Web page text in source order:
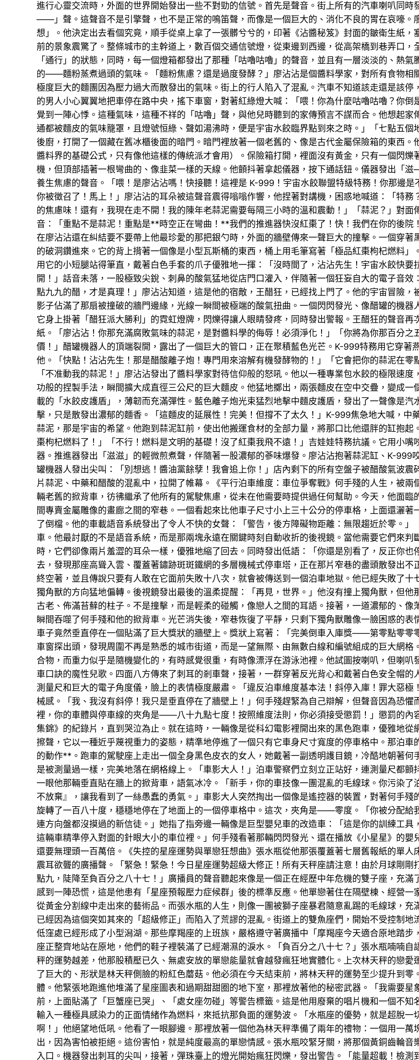
進行心靈交流時，外面的世界開始發出一些不對勁的信號。首先是聲音。街上所有的汽車喇叭同
——」聲。這聲音不是引擎聲，也不是正常的鳴笛聲，而像是一個巨大的、消化不良的胃在哀嚎。
想」。他決定出去看個究竟，順手從桌上拿了一張髒兮兮的，印著《沾醬秘笈》封面的皺衛生紙
前的景象震驚了。整條城市的主幹道上，數百個交通信號燈，從東邊到西邊，從高架橋到巷弄口
「通行」的狀態，同時，每一個燈箱都發出了那種「咕嚕咕嚕」的聲音，並且有一層淡淡的、熱
的——麵粉蒸煮過頭的氣味。「麵粉焦慮？還是過度發酵？」廖沾沾是個醬料學家，對所有食物相
極度巨大的麵團因為壓力過大而散發出的氣味。街上的行人陷入了混亂。汽車不知道該走還是該
的男人小心翼翼地把車停在路中央，搖下車窗，對著紅綠燈大喊：「喂！你為什麼咕嚕咕嚕？你
覺到一陣心悸。這種氣味，這種不祥的「咕嚕」聲，與他兒時聽到的家傳預言不謀而合。他想起
通都被麵皮的氣味籠罩，且燈號恒綠、聲如湯沸時，便是宇宙水餃臨界點到來之時。」「七點五
後廚，打開了一個藏在舊冰櫃後面的暗門。暗門裡放著一個老舊的、像是古代金屬保險箱的東西
醬料界的基礎公式，只有像他這樣的傳統派才會用）。保險箱打開，裡面沒有黃金，只有一個閃
機，但頂部插著一根彎曲的、像韭菜一樣的天線。他顫抖著拿起儀器，按下通話鈕。儀器發出「
養生焦慮的聲音。「喂！是廖沾沾嗎！快接聽！這裡是 K-999！宇宙水餃聯盟特級特務！你那邊是
你被徵召了！馬上！」廖沾沾的耳朵被這聲音震得嗡嗡作響，他捏著對講機，困惑地喊道：「特
的焦慮味！還有，我現在走不開！我的陳年老蒜泥需要每隔三小時的溫和震動！」「蒜泥？」對
音：「重點不是蒜泥！重點是**時空正在彎曲！**我們的推進器快沒紅棗了！快！我們在你的後
在廖沾沾還在糾結要不要帶上他最珍愛的那把銀勺時，外面的牆壁傳來一聲巨大的撞擊。一個穿
的破洞鑽進來。它的背上揹著一個像是小型瓦斯桶的東西，桶上用毛筆寫著「極品紅棗枸杞燃料
用它的小短腿站得筆直，戴著白色手套的爪子優雅地一揮：「沒時間了，沾沾先生！宇宙水餃快
開！」話音未落，一股極致尖銳、刺鼻的酸氣猛地從店門口灌入，伴隨著一個狂妄自大的電子音
點九九的醋，才是真理！」廖沾沾知道，這是他的宿敵，王醋狂，已經找上門了。他的宇宙冒險
影子佔滿了那扇被撞破的牆門邊緣，光線一瞬間被極端的酸氣扭曲。一個閃閃發光、像醋罐的機器
它身上掛著「醋狂派大勝利」的霓虹燈牌，閃爍得讓人眼睛發疼，同時發出警報。王醋狂的聲音
紙。「廖沾沾！你那充滿腐敗氣味的蒜泥，是對醬料學的侮辱！必須淨化！」「你將為你那百分
價！」醋罐機器人的頂端裂開，露出了一個巨大的管口，正在聚積藍色光芒。K-999特務用它穿著
他。「快點！沾沾先生！那是醋酸離子炮！專門用來溶解有機發酵物的！」「它會把你的蒜泥在零
「不准動我的蒜泥！」廖沾沾發出了醬料學家對待信仰般的怒吼。他以一種專業包水餃的極限速
功般的捏製手法，瞬間擴大成直徑三公尺的巨大麵皮。他猛地擲出，兩張麵皮在空中交疊，變成
載的「水餃皮護盾」，薄韌而充滿彈性。藍色離子炮光束猛烈地擊中麵皮護盾，發出了一聲像是
擊，只是散發出濃郁的麵香。「這麵皮的延展性！完美！但撐不了太久！」K-999焦急地大喊，中
蒜泥，那是宇宙的希望。他跑到蒜泥缸前，使出他搬運食材的全部力量，將那口比他還胖的缸抱
棗枸杞燃料了！」「不行！燃料是文明的基礎！沒了紅棗我飛不遠！」吉娃娃特務抗議。它用小
器。推進器發出「滋滋」的輕微煎煮聲，伴隨著一股濃郁的蔘味爆發。廖沾沾抱著蒜泥缸、K-999
罐機器人發出尖叫：「別想逃！醬油黨餘孽！我會追上你！」店內剩下的所有空盤子被醋酸氣波
片蒜泥、中藥和醋酸的混亂中，拉開了帷幕。《平行泊車維度：車位爭奪戰》何手殘的人生，被
輛老舊的掀背車，彷彿繼承了他所有的駕駛焦慮，從未在他需要時提供過任何幫助。今天，他面
間專賣金屬雕像的畫廊之間的窄巷。一個看起來比他車子尺寸小上三十公分的停車格，上面還灑
了倒檔。他的車載語音系統發出了令人不快的女聲：「警告，後方障礙物距離：無限趨近於零。
車。他最討厭的不是語音系統，而是那兩塊永遠在關鍵時刻自動收折的後視鏡。當他需要它們來
時，它們卻像兩片羞澀的耳朵一樣，優雅地縮了回去。同時發出低語：「你還是別看了，反正你
去，發現那座高聳入雲、覆蓋著鏽跡斑斑鐵網的多層機械式停車塔，正在那片窄巷的盡頭散發出
終空著，並且傳說只要有人敢在它面前失敗十八次，就會被傳送到一個泊車地獄。他已經失敗了
獨角獸的方向猛地偏轉。後視鏡發出最後的溫柔提醒：「再見，世界。」他沒有撞上獨角獸，但
古老、佈滿苔蘚的柱子。不是撞擊，而是輕柔的碰觸，像戀人之間的耳語。接著，一道濃郁的、像
瞬間吞噬了何手殘和他的掀背車。光芒消失後，窄巷恢復了平靜，只剩下獨角獸雕像一臉困惑的
車子竟然垂直停在一個貼滿了巨大獎狀的牆壁上。獎狀上寫著：「完美倒車入庫獎——第零點零零
車窗探出頭，發現周圍不再是熟悉的城市街道，而是一望無際、由無數白線和編號組成的巨大網
合物，而重力似乎是隨機變化的，有時感覺很重，有時像漂浮在游泳池裡。他試圖按喇叭，但喇
車口訣的魔性兒歌。四面八方傳來了刺耳的剎車聲，接著，一群穿著反光背心和戴著白色安全帽
測量尺和巨大的電子角度儀，臉上的表情極度嚴肅。「違反泊車維度基本法！斜停入庫！罪大惡
械感。「我、我沒有斜停！我只是垂直停在了牆壁上！」何手殘趕緊為自己辯解，但聲音因為恐
裡，你的車體與停車線的夾角是——八十九點七度！按照維度法則，你必須接受懲罰！」懲罰的內
集錦》的紀錄片，直到哭泣為止。就在這時，一輛像是從科幻電影裡開出來的黑色跑車，優雅地
擦聲，它以一種近乎蔑視重力的姿態，精準地停進了一個只有它車身尺寸寬度的停車格中。那泊
的動作**。跑車的駕駛座上走出一個全身黑色皮衣的女人，她戴著一副透明護目鏡，冷酷地朝著
是被測量過一樣，完美地落在網格線上。「車影大人！」泊車警察們立刻立正站好，連測量尺都
一眼他那輛垂直貼在牆上的掀背車，語氣冰冷。「新手，你的車技像一團混亂的毛線球。你污染
不放棄』，讓我看到了一絲愚蠢的勇氣。」車影大人突然掏出一個像是遙控器的裝置，對著何手
旋轉了一百八十度，穩穩地停在了地面上的一個停車格中。這次，夾角是——零度。「你被分配給
連方向盤都沒摸過的新信徒。」她指了指旁邊一輛像是巨型嬰兒車的改造車：「這是你的訓練工
這輛車精準停入對面的針眼大小的車位裡。」何手殘看著那輛閃閃發光、還在播放《小星星》的
還要無理頭一百萬倍。《失控的星座運勢與單戀狂想曲》張水瓶從他那張覆蓋著七層舊報紙的單
震耳欲聾的廣播聲。「緊急！緊急！今日星座運勢超級大修正！所有天秤座請注意！由於月球剛
點九，陡降至負百分之八十七！」廣播員的聲音聽起來像是一個正在經歷中年危機的雙子座，充
感到一陣恐慌，這是他患有「星座預報壓力症候群」後的標準反應。他單戀著住在隔壁棟、經營
從黃金分割線中走出來的藝術品。而張水瓶的人生，則像一團被獅子座暴君隨意亂踢的毛線球，
已經因為這個突如其來的「超級修正」而陷入了荒謬的混亂。街道上的雙魚座們，開始不受控制
低窪處已經形成了小型潟湖。那些摩羯座的上班族，嚴格遵守著廣播中「摩羯座今天適合原地踏
座正整齊地站在原地，他們的鞋子裡裝滿了已經潮濕的淚水。「負百分之八十七？」張水瓶喃喃
秤的運勢越差，他那股積壓已久、無處安放的單戀能量就會越發瘋狂地實體化。上次林天秤的戀
了巨大的、形狀是林天秤側臉的粉紅色蘑菇。他必須在今天結束前，將林天秤的運勢至少提升到
體。他緊張地跑進他堆滿了星座圖表和過期甜甜圈的地下室，那裡放著他的秘密武器。「我需要
前，上面貼滿了「巨蟹座已哭」、「處女座勿碰」等警告標籤。這是他用廢棄的唱片機和一個不
輸入一種極具感染力的正面情緒作為燃料，來抵抗那負面的運勢波。「水瓶座的優勢，就是超脫
啊！」他絕望地低吼。他看了一眼腳邊。那裡放著一個他為林天秤準備了兩年的禮物：一個用一
出，因為害怕被拒絕。這份害怕，就是純度最高的單戀情感。張水瓶咬緊牙關，將那個黃銅齒輪
入口。機器發出刺耳的尖叫，接著，彈珠臺上的燈光開始瘋狂閃爍，發出警告。「能量超載！檢測